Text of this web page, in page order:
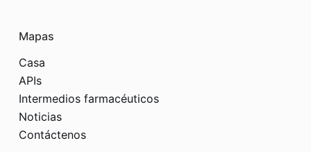
Mapas
Casa
APIs
Intermedios farmacéuticos
Noticias
Contáctenos